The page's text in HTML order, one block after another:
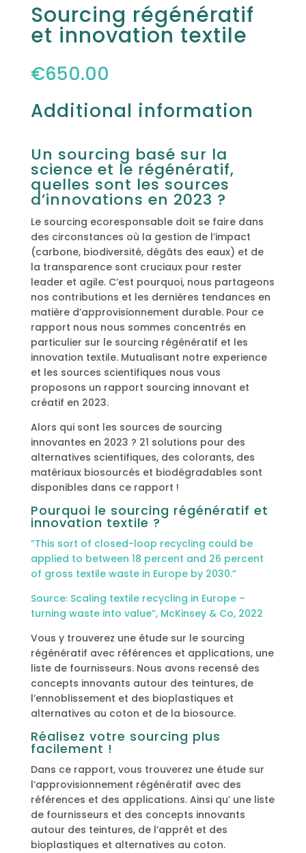
Sourcing régénératif
et innovation textile
€650.00
Additional information
Un sourcing basé sur la
science et le régénératif,
quelles sont les sources
d’innovations en 2023 ?
Le sourcing ecoresponsable doit se faire dans
des circonstances où la gestion de l’impact
(carbone, biodiversité, dégâts des eaux) et de
la transparence sont cruciaux pour rester
leader et agile. C’est pourquoi, nous partageons
nos contributions et les dernières tendances en
matière d’approvisionnement durable. Pour ce
rapport nous nous sommes concentrés en
particulier sur le sourcing régénératif et les
innovation textile. Mutualisant notre experience
et les sources scientifiques nous vous
proposons un rapport sourcing innovant et
créatif en 2023.
Alors qui sont les sources de sourcing
innovantes en 2023 ? 21 solutions pour des
alternatives scientifiques, des colorants, des
matériaux biosourcés et biodégradables sont
disponibles dans ce rapport !
Pourquoi le sourcing régénératif et
innovation textile ?
“This sort of closed-loop recycling could be
applied to between 18 percent and 26 percent
of gross textile waste in Europe by 2030.”
Source: Scaling textile recycling in Europe –
turning waste into value”, McKinsey & Co, 2022
Vous y trouverez une étude sur le sourcing
régénératif avec références et applications, une
liste de fournisseurs. Nous avons recensé des
concepts innovants autour des teintures, de
l’ennoblissement et des bioplastiques et
alternatives au coton et de la biosource.
Réalisez votre sourcing plus
facilement !
Dans ce rapport, vous trouverez une étude sur
l’approvisionnement régénératif avec des
références et des applications. Ainsi qu’ une liste
de fournisseurs et des concepts innovants
autour des teintures, de l’apprêt et des
bioplastiques et alternatives au coton.